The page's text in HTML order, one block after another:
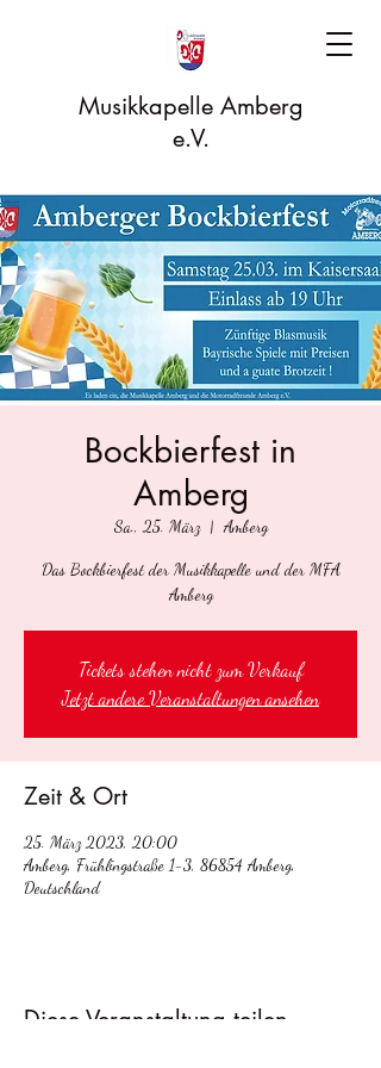
Musikkapelle Amberg
e.V.
Bockbierfest in
Amberg
Sa., 25. März
  |
Amberg
Das Bockbierfest der Musikkapelle und der MFA
Amberg
Tickets stehen nicht zum Verkauf
Jetzt andere Veranstaltungen ansehen
Zeit & Ort
25. März 2023, 20:00
Amberg, Frühlingstraße 1-3, 86854 Amberg,
Deutschland
Diese Veranstaltung teilen